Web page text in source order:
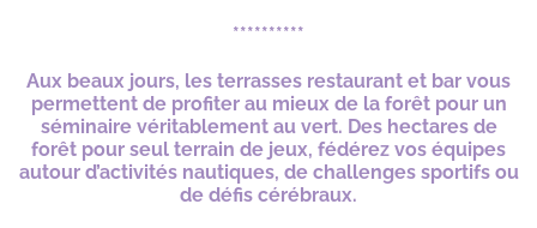
**********
Aux beaux jours, les terrasses restaurant et bar vous
permettent de profiter au mieux de la forêt pour un
séminaire véritablement au vert. Des hectares de
forêt pour seul terrain de jeux, fédérez vos équipes
autour d’activités nautiques, de challenges sportifs ou
de défis cérébraux.